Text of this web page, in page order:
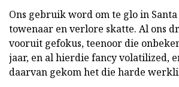
Ons gebruik word om te glo in Santa
towenaar en verlore skatte. Al ons
vooruit gefokus, teenoor die
jaar, en al hierdie fancy volatilized,
daarvan gekom het die harde